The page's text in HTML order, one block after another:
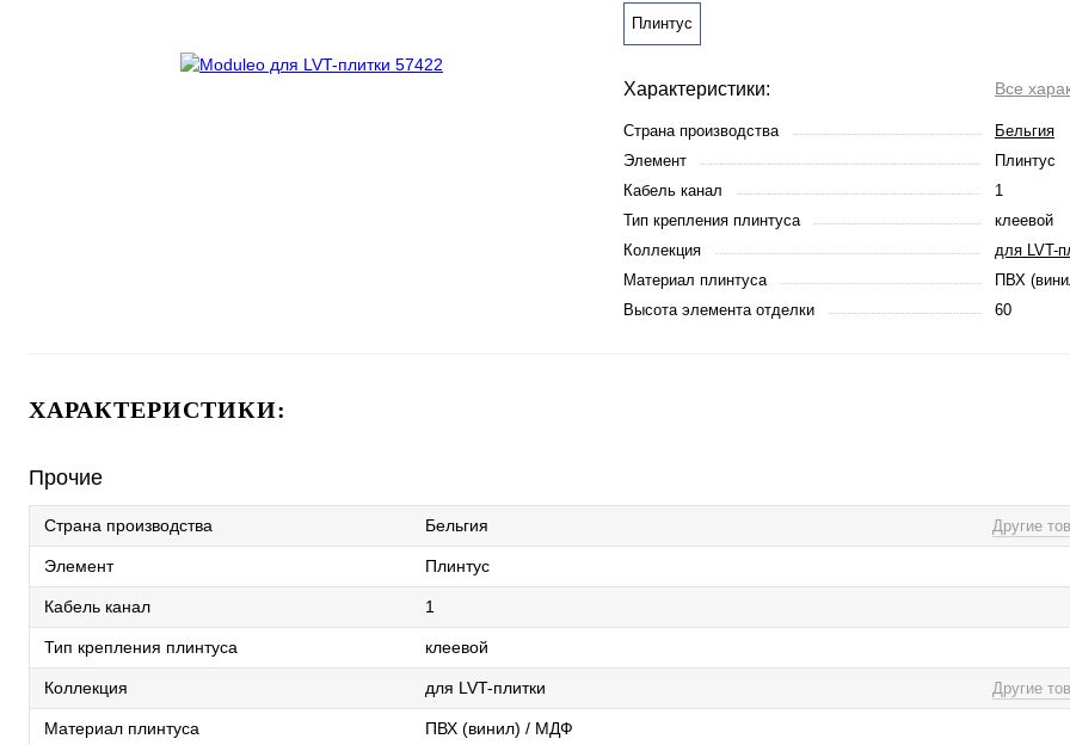
Плинтус
Характеристики: Все
Страна производства
Бельгия
Элемент
Плинтус
Кабель канал
1
Тип крепления плинтуса
клеевой
Коллекция
для LVT-
Материал плинтуса
ПВХ
Высота элемента отделки
60
ХАРАКТЕРИСТИКИ:
Прочие
Страна производства Бельгия Другие
Элемент Плинтус
Кабель канал 1
Тип крепления плинтуса клеевой
Коллекция для LVT-плитки Другие
Материал плинтуса ПВХ (винил) / МДФ